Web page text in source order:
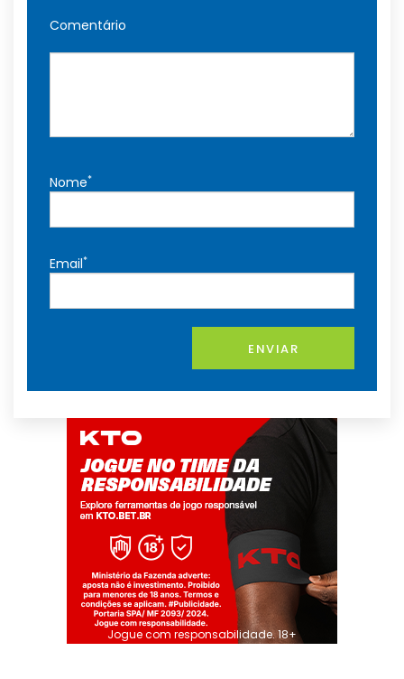
Comentário
Nome*
Email*
ENVIAR
Jogue com responsabilidade. 18+